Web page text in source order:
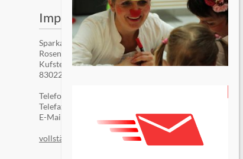
Impressum
Sparkassenstiftung Zukunft für die Stadt
Rosenheim
Kufsteiner Str. 7
83022 Rosenheim
Telefon: +49 (8031) 182-84510
Telefax: +49 (8031) 182-84550
E-Mail:
vollständiges Impressum »